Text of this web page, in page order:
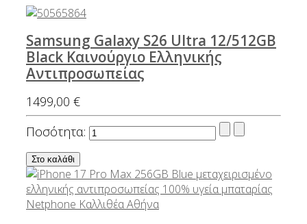
Samsung Galaxy S26 Ultra 12/512GB
Black Καινούργιο Ελληνικής
Αντιπροσωπείας
1499,00 €
Ποσότητα: